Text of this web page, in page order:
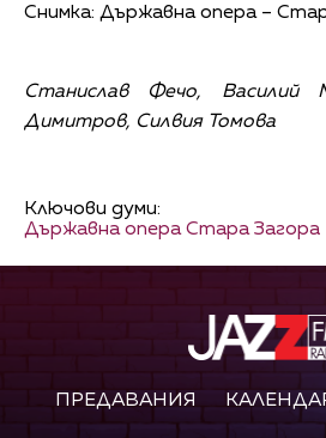
Снимка: Държавна опера –
Станислав Фечо, Василий
Димитров, Силвия Томова
Ключови думи:
Държавна опера Стара Загора
ПРЕДАВАНИЯ